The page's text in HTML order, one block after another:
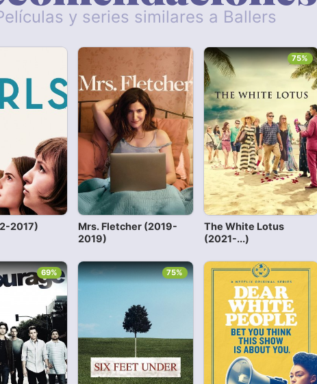
y series similares a Ballers
2017)
Mrs. Fletcher (2019-
2019)
The White Lotus
(2021-...)
75%
69% 75%